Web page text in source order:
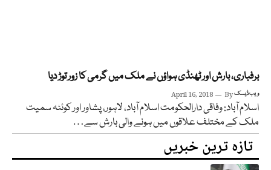
برفباری، بارش اور ٹھنڈی ہواؤں نے ملک میں گرمی کا زور توڑ دیا
April 16, 2018 Byویب ڈیسک
اسلام آباد: وفاقی دارالحکومت اسلام آباد، لاہور، پشاور اور کوئٹہ سمیت
ملک کے مختلف علاقوں میں ہونے والی بارش سے…
تازہ ترین خبریں